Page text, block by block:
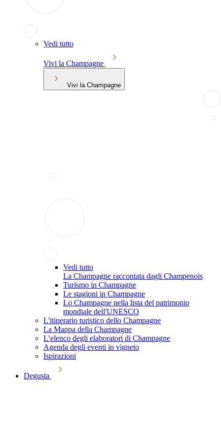
Vedi tutto
Vivi la Champagne
Vivi la Champagne
Vedi tutto
La Champagne raccontata dagli Champenois
Turismo in Champagne
Le stagioni in Champagne
Lo Champagne nella lista del patrimonio
mondiale dell'UNESCO
L'itinerario turistico dello Champagne
La Mappa della Champagne
L’elenco degli elaboratori di Champagne
Agenda degli eventi in vigneto
Ispirazioni
Degusta